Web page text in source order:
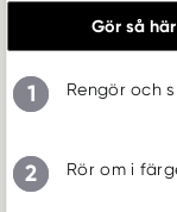
Gör så här
1 Rengör och
2 Rör om i